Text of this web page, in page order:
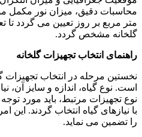
محاسبات دقیق، میزان نور مکمل
متر مربع بر روز تعیین می گردد تا
گلخانه مشخص گردد.
راهنمای انتخاب تجهیزات گلخانه
نخستین مرحله در انتخاب تجهیزات
است. نوع گیاه، اندازه و سایز آن،
نوع تجهیزات مرتبط، باید مورد
با نیازهای گیاه انتخاب گردند.
را تضمین می نماید.